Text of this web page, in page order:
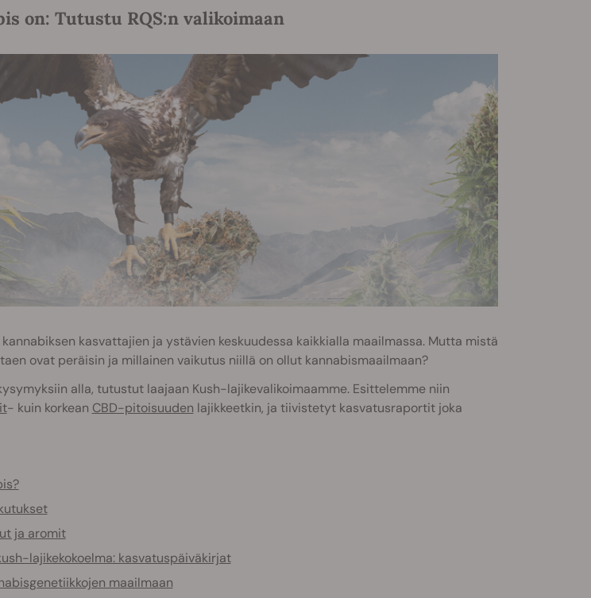
on: Tutustu RQS:n valikoimaan
kasvattajien ja ystävien keskuudessa kaikkialla maailmassa. Mutta mistä
ovat peräisin ja millainen vaikutus niillä on ollut kannabismaailmaan?
alla, tutustut laajaan Kush-lajikevalikoimaamme. Esittelemme niin
- kuin korkean CBD-pitoisuuden lajikkeetkin, ja tiivistetyt kasvatusraportit joka
ja aromit
lajikekokoelma: kasvatuspäiväkirjat
maailmaan